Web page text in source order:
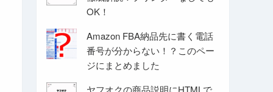
OK！
Amazon FBA納品先に書く電話
番号が分からない！？このペー
ジにまとめました
ヤフオクの商品説明にHTMLで